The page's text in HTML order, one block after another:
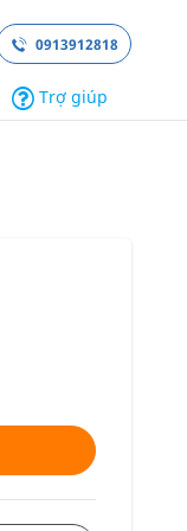
0913912818
Trợ giúp